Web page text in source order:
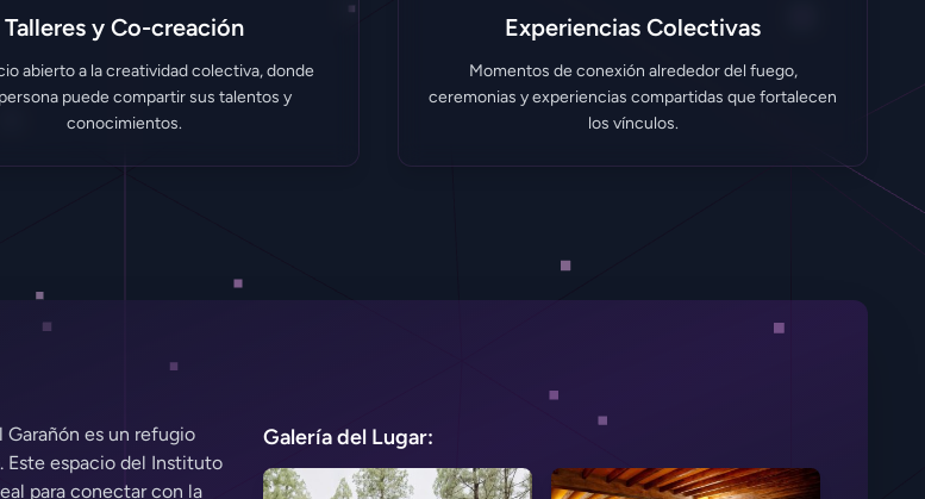
Talleres y Co-creación
abierto a la creatividad colectiva, donde
puede compartir sus talentos y
conocimientos.
Experiencias Colectivas
Momentos de conexión alrededor del fuego,
ceremonias y experiencias compartidas que fortalecen
los vínculos.
Garañón es un refugio
espacio del Instituto
para conectar con la
Galería del Lugar:
Crear Cuenta Gratis